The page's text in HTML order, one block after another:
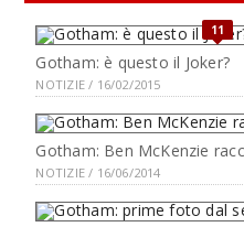
11
Gotham: è questo il Joker?
NOTIZIE / 16/02/2015
Gotham: Ben McKenzie
NOTIZIE / 16/06/2014